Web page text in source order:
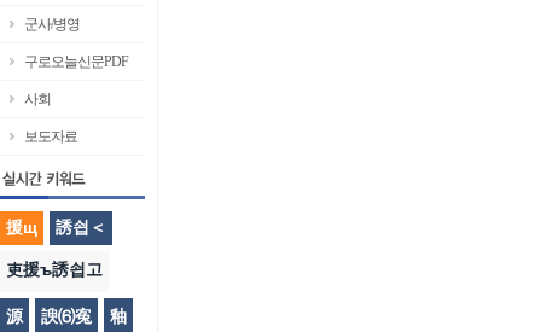
군사/병영
구로오늘신문PDF
사회
보도자료
援щ 誘쇱＜
吏援ъ誘쇱고
源 諛⑹寃 釉